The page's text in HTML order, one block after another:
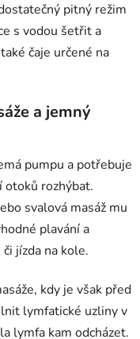
pitný režim
s vodou šetřit a
čaje určené na
a jemný
pumpu a potřebuje
otoků rozhýbat.
svalová masáž mu
plavání a
jízda na kole.
kdy je však před
lymfatické uzliny v
lymfa kam odcházet.